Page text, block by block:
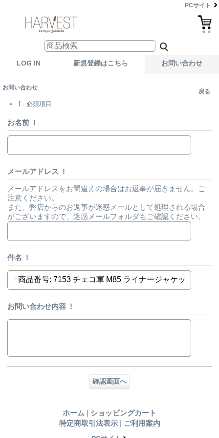
PCサイト
LOG IN 新規登録はこちら お問い合わせ
お問い合わせ
戻る
! : 必須項目
お名前 !
メールアドレス !
メールアドレスをお間違えの場合はお返事が届きません。ご
注意ください。
また、弊店からのお返事が迷惑メールとして処理される場合
がございますので、迷惑メールフォルダもご確認ください。
件名 !
お問い合わせ内容 !
ホーム | ショッピングカート
特定商取引法表示 | ご利用案内